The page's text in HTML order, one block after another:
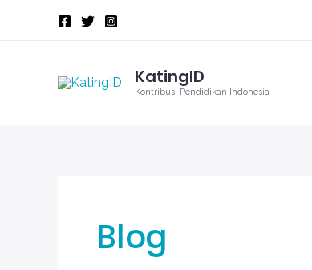
KatingID
Kontribusi Pendidikan Indonesia
Blog